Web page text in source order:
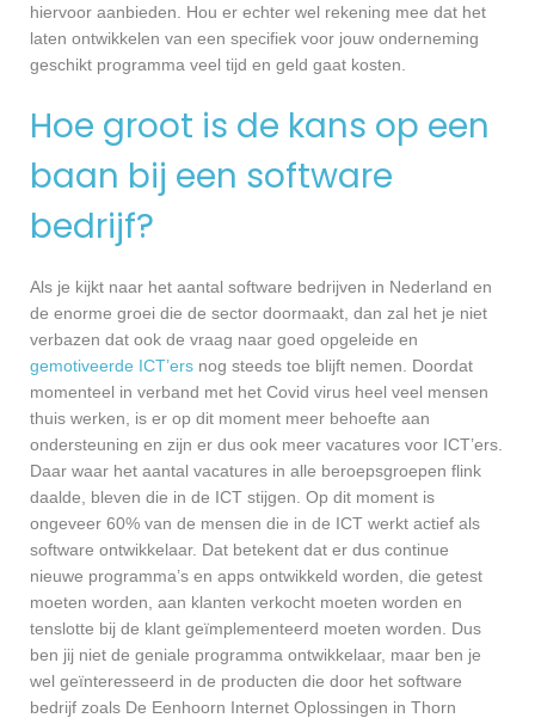
hiervoor aanbieden. Hou er echter wel rekening mee dat het
laten ontwikkelen van een specifiek voor jouw onderneming
geschikt programma veel tijd en geld gaat kosten.
Hoe groot is de kans op een
baan bij een software
bedrijf?
Als je kijkt naar het aantal software bedrijven in Nederland en
de enorme groei die de sector doormaakt, dan zal het je niet
verbazen dat ook de vraag naar goed opgeleide en
gemotiveerde ICT’ers nog steeds toe blijft nemen. Doordat
momenteel in verband met het Covid virus heel veel mensen
thuis werken, is er op dit moment meer behoefte aan
ondersteuning en zijn er dus ook meer vacatures voor ICT’ers.
Daar waar het aantal vacatures in alle beroepsgroepen flink
daalde, bleven die in de ICT stijgen. Op dit moment is
ongeveer 60% van de mensen die in de ICT werkt actief als
software ontwikkelaar. Dat betekent dat er dus continue
nieuwe programma’s en apps ontwikkeld worden, die getest
moeten worden, aan klanten verkocht moeten worden en
tenslotte bij de klant geïmplementeerd moeten worden. Dus
ben jij niet de geniale programma ontwikkelaar, maar ben je
wel geïnteresseerd in de producten die door het software
bedrijf zoals De Eenhoorn Internet Oplossingen in Thorn